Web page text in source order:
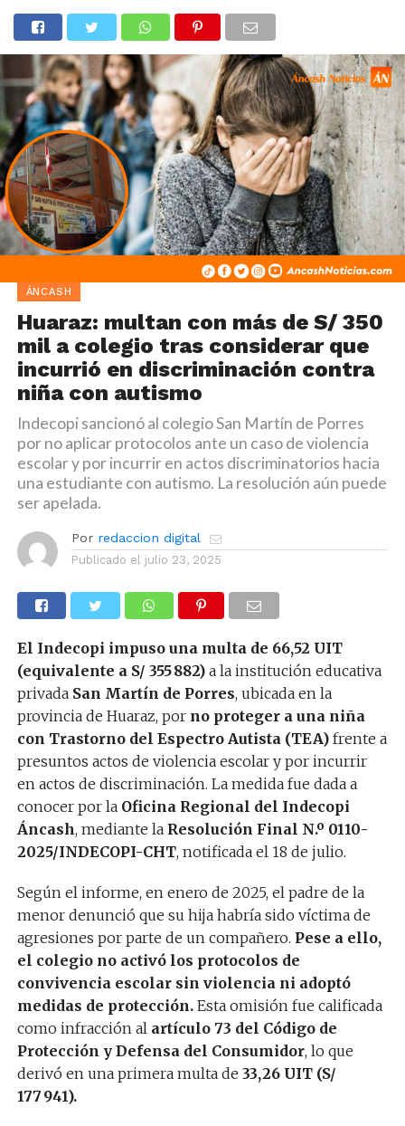
ÁNCASH
Huaraz: multan con más de S/ 350
mil a colegio tras considerar que
incurrió en discriminación contra
niña con autismo
Indecopi sancionó al colegio San Martín de Porres
por no aplicar protocolos ante un caso de violencia
escolar y por incurrir en actos discriminatorios hacia
una estudiante con autismo. La resolución aún puede
ser apelada.
Por redaccion digital
Publicado el julio 23, 2025
El Indecopi impuso una multa de 66,52 UIT
(equivalente a S/ 355 882)a la institución educativa
privada San Martín de Porres, ubicada en la
provincia de Huaraz, por no proteger a una niña
con Trastorno del Espectro Autista (TEA)frente a
presuntos actos de violencia escolar y por incurrir
en actos de discriminación. La medida fue dada a
conocer por la Oficina Regional del Indecopi
Áncash, mediante la Resolución Final N.º 0110-
2025/INDECOPI-CHT, notificada el 18 de julio.
Según el informe, en enero de 2025, el padre de la
menor denunció que su hija habría sido víctima de
agresiones por parte de un compañero. Pese a ello,
el colegio no activó los protocolos de
convivencia escolar sin violencia ni adoptó
medidas de protección.Esta omisión fue calificada
como infracción al artículo 73 del Código de
Protección y Defensa del Consumidor, lo que
derivó en una primera multa de 33,26 UIT (S/
177 941).